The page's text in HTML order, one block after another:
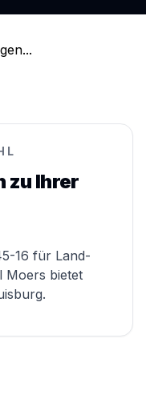
zu Ihrer
16 für Land-
Moers bietet